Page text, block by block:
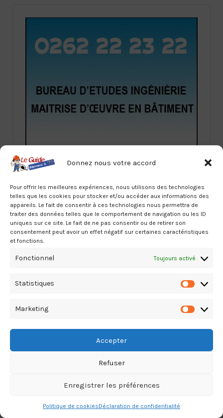
Donnez nous votre accord
Pour offrir les meilleures expériences, nous utilisons des technologies
telles que les cookies pour stocker et/ou accéder aux informations des
appareils. Le fait de consentir à ces technologies nous permettra de
traiter des données telles que le comportement de navigation ou les ID
uniques sur ce site. Le fait de ne pas consentir ou de retirer son
consentement peut avoir un effet négatif sur certaines caractéristiques
et fonctions.
Fonctionnel Toujours activé
Statistiques
Marketing
Accepter
Refuser
Enregistrer les préférences
Politique de cookiesDéclaration de confidentialité